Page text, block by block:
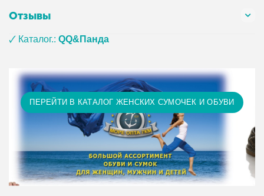
Отзывы
🗸 Каталог.:QQ&Панда
ПЕРЕЙТИ В КАТАЛОГ ЖЕНСКИХ СУМОЧЕК И ОБУВИ